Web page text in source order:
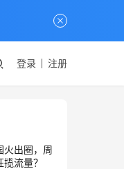
登录 注册
火出圈，周
流量？